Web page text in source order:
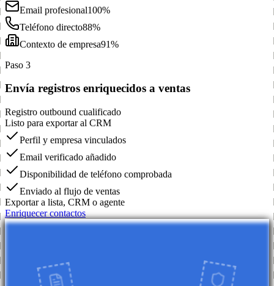
Email profesional100%
Teléfono directo88%
Contexto de empresa91%
Paso 3
Envía registros enriquecidos a ventas
Registro outbound cualificado
Listo para exportar al CRM
Perfil y empresa vinculados
Email verificado añadido
Disponibilidad de teléfono comprobada
Enviado al flujo de ventas
Exportar a lista, CRM o agente
Enriquecer contactos